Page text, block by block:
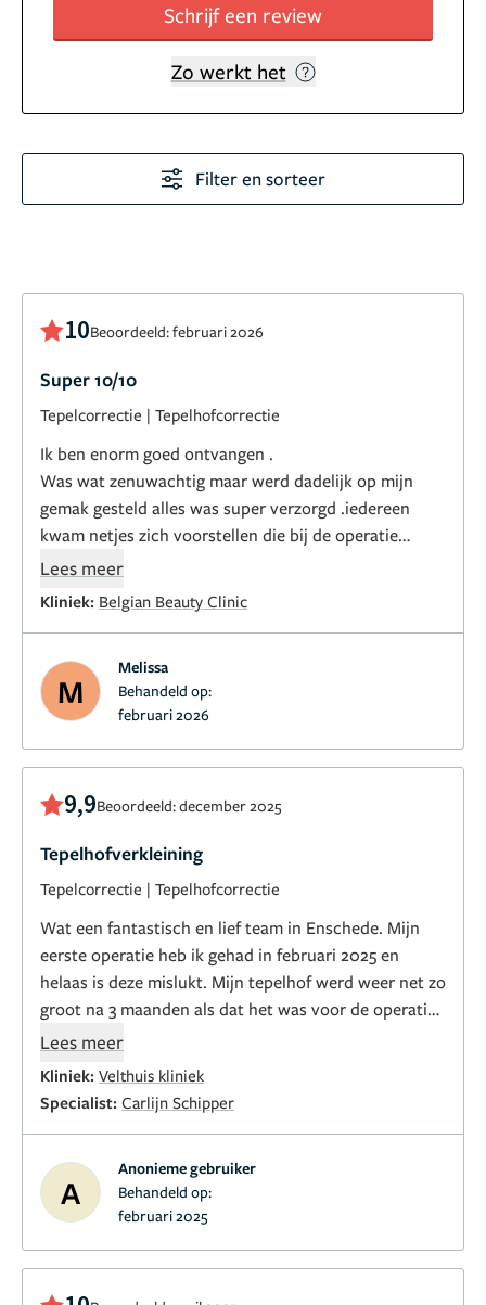
Schrijf een review
Zo werkt het
Filter en sorteer
10Beoordeeld: februari 2026
Super 10/10
Tepelcorrectie | Tepelhofcorrectie
Ik ben enorm goed ontvangen .
Was wat zenuwachtig maar werd dadelijk op mijn
gemak gesteld alles was super verzorgd .iedereen
kwam netjes zich voorstellen die bij de operatie
aanwezig was . Ik voelde me enorm veilig gerust
Lees meer
Kliniek: Belgian Beauty Clinic
M
Melissa
Behandeld op:
februari 2026
9,9Beoordeeld: december 2025
Tepelhofverkleining
Tepelcorrectie | Tepelhofcorrectie
Wat een fantastisch en lief team in Enschede. Mijn
eerste operatie heb ik gehad in februari 2025 en
helaas is deze mislukt. Mijn tepelhof werd weer net zo
groot na 3 maanden als dat het was voor de operatie
en had er een litteken bij. Dit aangegeven en kon
niet direct een nieuwe operatie geven omdat de
littekens eerst beter moesten genezen. Uiteindelijk
met een andere operatie methode. Nu in december
2025 ziet het er prachtig uit en ben erg blij met het
resultaat. Ik zal deze kliniek zeker aanraden.
Lees meer
Kliniek: Velthuis kliniek
Specialist: Carlijn Schipper
A
Anonieme gebruiker
Behandeld op:
februari 2025